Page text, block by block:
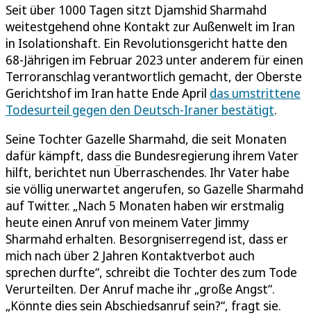
Seit über 1000 Tagen sitzt Djamshid Sharmahd
weitestgehend ohne Kontakt zur Außenwelt im Iran
in Isolationshaft. Ein Revolutionsgericht hatte den
68-Jährigen im Februar 2023 unter anderem für einen
Terroranschlag verantwortlich gemacht, der Oberste
Gerichtshof im Iran hatte Ende April das umstrittene
Todesurteil gegen den Deutsch-Iraner bestätigt.
Seine Tochter Gazelle Sharmahd, die seit Monaten
dafür kämpft, dass die Bundesregierung ihrem Vater
hilft, berichtet nun Überraschendes. Ihr Vater habe
sie völlig unerwartet angerufen, so Gazelle Sharmahd
auf Twitter. „Nach 5 Monaten haben wir erstmalig
heute einen Anruf von meinem Vater Jimmy
Sharmahd erhalten. Besorgniserregend ist, dass er
mich nach über 2 Jahren Kontaktverbot auch
sprechen durfte“, schreibt die Tochter des zum Tode
Verurteilten. Der Anruf mache ihr „große Angst“.
„Könnte dies sein Abschiedsanruf sein?“, fragt sie.